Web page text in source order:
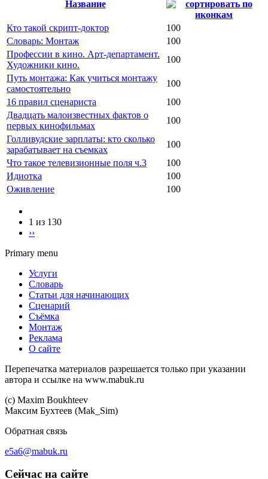
Название
Кто такой скрипт-доктор
100
Словарь: Монтаж
100
Профессии в кино. Арт-департамент.
Художники кино.
100
Путь монтажа: Как учиться монтажу
самостоятельно
100
16 правил сценариста
100
Двадцать малоизвестных фактов о
первых кинофильмах
100
Голливудские зарплаты: кто сколько
зарабатывает на съемках
100
Что такое телевизионные поля ч.3
100
Идиотка
100
Оживление
100
1 из 130
››
Primary menu
Услуги
Словарь
Статьи для начинающих
Сценарий
Съёмка
Монтаж
Реклама
О сайте
Перепечатка материалов разрешается только при указании
автора и ссылке на www.mabuk.ru
(c) Maхim Boukhteev
Максим Бухтеев (Mak_Sim)
Обратная связь
e5a6@mabuk.ru
Сейчас на сайте